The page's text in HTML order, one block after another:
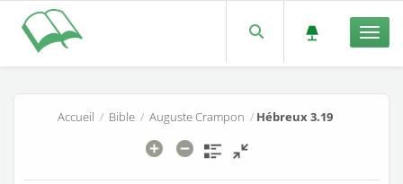
Accueil / Bible /Auguste Crampon / Hébreux 3.19